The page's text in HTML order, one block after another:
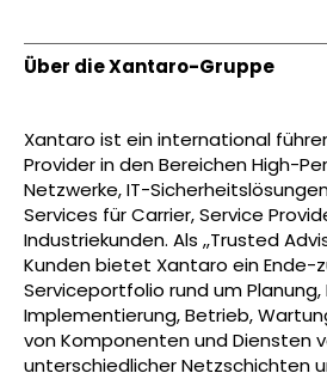
Über die Xantaro-Gruppe
Xantaro ist ein international
Provider in den Bereichen High-
Netzwerke, IT-
Services für Carrier, Service
Industriekunden. Als „Trusted
Kunden bietet Xantaro ein Ende-
Serviceportfolio rund um Planung,
Implementierung, Betrieb,
von Komponenten und Diensten
unterschiedlicher Netzschichten